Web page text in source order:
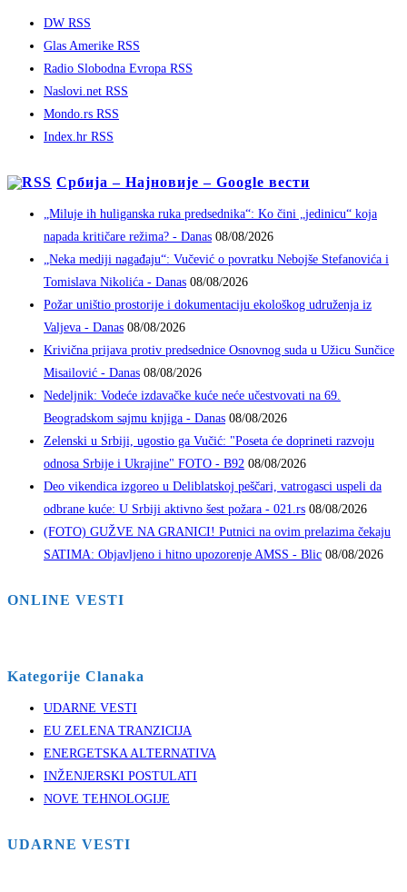
DW RSS
Glas Amerike RSS
Radio Slobodna Evropa RSS
Naslovi.net RSS
Mondo.rs RSS
Index.hr RSS
Србија – Најновије – Google вести
„Miluje ih huliganska ruka predsednika“: Ko čini „jedinicu“ koja
napada kritičare režima? - Danas 08/08/2026
„Neka mediji nagađaju“: Vučević o povratku Nebojše Stefanovića i
Tomislava Nikolića - Danas 08/08/2026
Požar uništio prostorije i dokumentaciju ekološkog udruženja iz
Valjeva - Danas 08/08/2026
Krivična prijava protiv predsednice Osnovnog suda u Užicu Sunčice
Misailović - Danas 08/08/2026
Nedeljnik: Vodeće izdavačke kuće neće učestvovati na 69.
Beogradskom sajmu knjiga - Danas 08/08/2026
Zelenski u Srbiji, ugostio ga Vučić: "Poseta će doprineti razvoju
odnosa Srbije i Ukrajine" FOTO - B92 08/08/2026
Deo vikendica izgoreo u Deliblatskoj peščari, vatrogasci uspeli da
odbrane kuće: U Srbiji aktivno šest požara - 021.rs 08/08/2026
(FOTO) GUŽVE NA GRANICI! Putnici na ovim prelazima čekaju
SATIMA: Objavljeno i hitno upozorenje AMSS - Blic 08/08/2026
ONLINE VESTI
Kategorije Clanaka
UDARNE VESTI
EU ZELENA TRANZICIJA
ENERGETSKA ALTERNATIVA
INŽENJERSKI POSTULATI
NOVE TEHNOLOGIJE
UDARNE VESTI